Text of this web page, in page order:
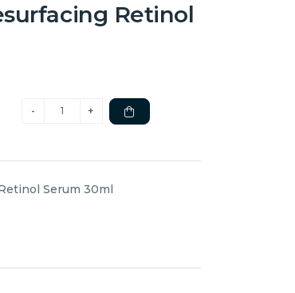
Retinol
Serum 30ml